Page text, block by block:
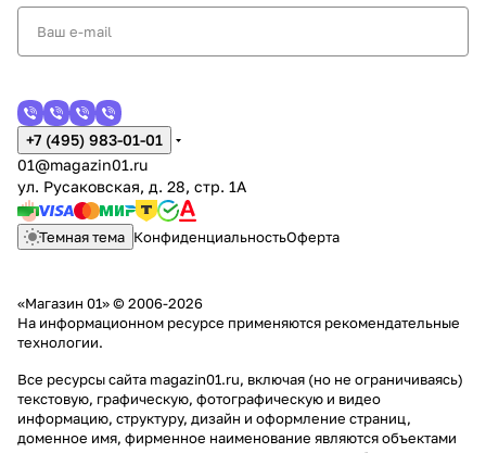
+7 (495) 983-01-01
01@magazin01.ru
ул. Русаковская, д. 28, стр. 1А
Темная тема КонфиденциальностьОферта
«Магазин 01» © 2006-2026
На информационном ресурсе применяются рекомендательные
технологии.
Все ресурсы сайта magazin01.ru, включая (но не ограничиваясь)
текстовую, графическую, фотографическую и видео
информацию, структуру, дизайн и оформление страниц,
доменное имя, фирменное наименование являются объектами